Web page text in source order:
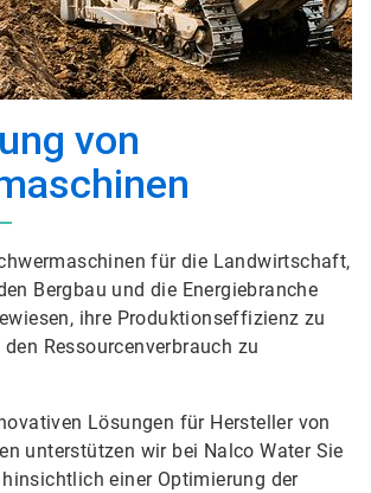
von
für die Landwirtschaft,
Bergbau und die Energiebranche
ihre Produktionseffizienz zu
Ressourcenverbrauch zu
Lösungen für Hersteller von
unterstützen wir bei Nalco Water Sie
einer Optimierung der